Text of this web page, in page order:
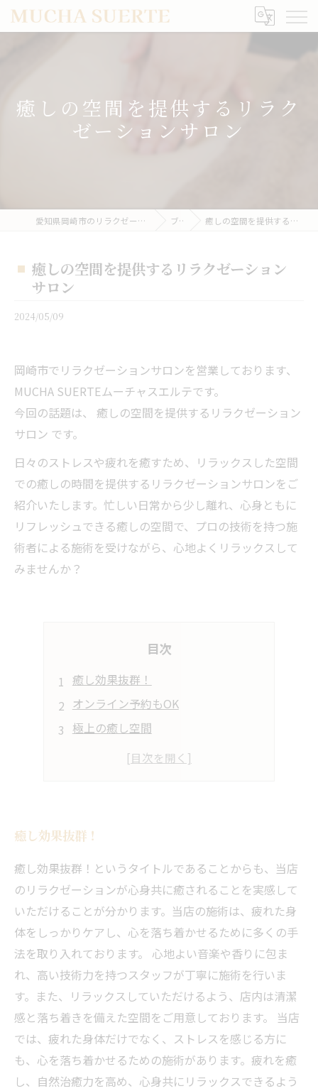
癒しの空間を提供するリラク
ゼーションサロン
愛知県岡崎市のリラクゼーションならMUCHA SUERTE ブログ 癒しの空間を提供するリラクゼーションサロン
癒しの空間を提供するリラクゼーション
サロン
2024/05/09
岡崎市でリラクゼーションサロンを営業しております、
MUCHA SUERTEムーチャスエルテです。
今回の話題は、 癒しの空間を提供するリラクゼーション
サロン です。
日々のストレスや疲れを癒すため、リラックスした空間
での癒しの時間を提供するリラクゼーションサロンをご
紹介いたします。忙しい日常から少し離れ、心身ともに
リフレッシュできる癒しの空間で、プロの技術を持つ施
術者による施術を受けながら、心地よくリラックスして
みませんか？
目次
癒し効果抜群！
オンライン予約もOK
極上の癒し空間
豊富なメニュー
癒し効果抜群！
癒し効果抜群！というタイトルであることからも、当店
のリラクゼーションが心身共に癒されることを実感して
いただけることが分かります。当店の施術は、疲れた身
体をしっかりケアし、心を落ち着かせるために多くの手
法を取り入れております。 心地よい音楽や香りに包ま
れ、高い技術力を持つスタッフが丁寧に施術を行いま
す。また、リラックスしていただけるよう、店内は清潔
感と落ち着きを備えた空間をご用意しております。 当店
では、疲れた身体だけでなく、ストレスを感じる方に
も、心を落ち着かせるための施術があります。疲れを癒
し、自然治癒力を高め、心身共にリラックスできるよう